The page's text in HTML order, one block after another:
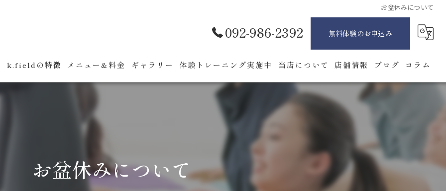
お盆休みについて
092-986-2392 無料体験のお申込み
k.fieldの特徴 メニュー&料金 ギャラリー 体験トレーニング実施中 当店について
ピラティス
店舗情報 ブログ コラム
お盆休みについて